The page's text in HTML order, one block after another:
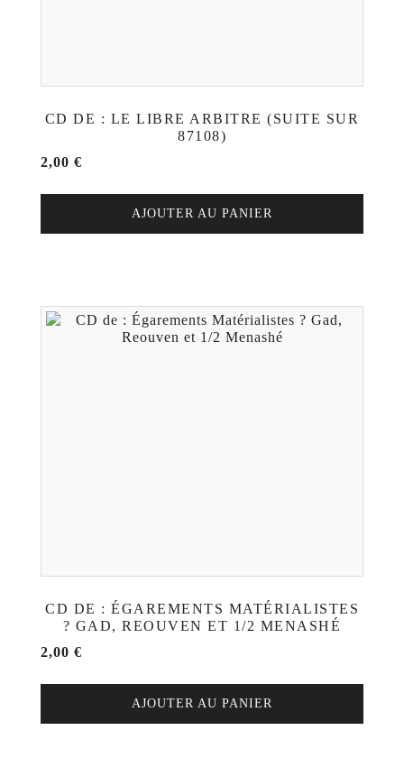
CD DE : LE LIBRE ARBITRE (SUITE SUR
87108)
2,00 €
AJOUTER AU PANIER
CD DE : ÉGAREMENTS MATÉRIALISTES
? GAD, REOUVEN ET 1/2 MENASHÉ
2,00 €
AJOUTER AU PANIER